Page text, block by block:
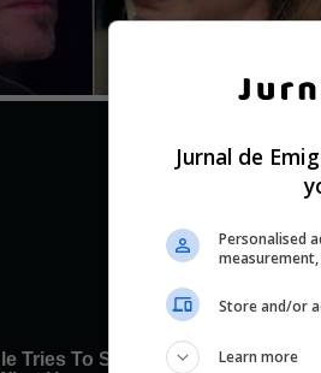
Jurnal de
Personalised
Store and/or
Learn more